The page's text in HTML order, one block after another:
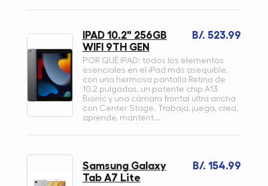
B/. 523.99
IPAD 10.2" 256GB
WIFI 9TH GEN
POR QUÉ IPAD: todos los elementos
esenciales en el iPad más asequible,
con una hermosa pantalla Retina de
10,2 pulgadas, un potente chip A13
Bionic y una cámara frontal ultra ancha
con Center Stage. Trabaja, juega, crea,
aprende, mantent...
B/. 154.99
Samsung Galaxy
Tab A7 Lite